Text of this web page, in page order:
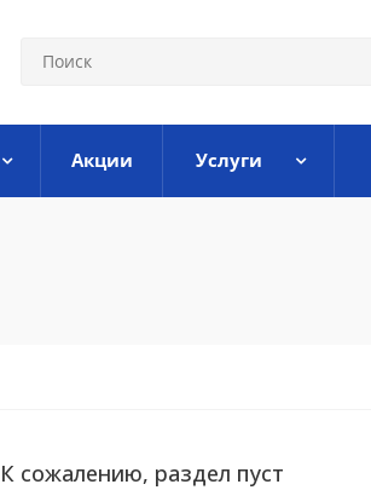
Акции Услуги
К сожалению, раздел пуст